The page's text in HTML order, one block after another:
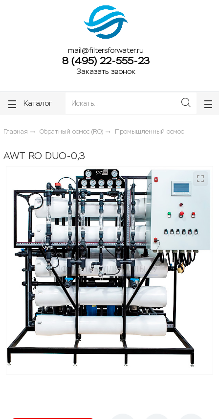
mail@filtersforwater.ru
8 (495) 22-555-23
Заказать звонок
Каталог
Главная Обратный осмос (RO) Промышленный осмос
AWT RO DUO-0,3